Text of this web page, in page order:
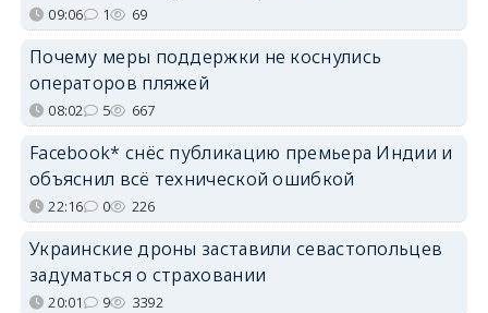
09:06 1 69
Почему меры поддержки не коснулись
операторов пляжей
08:02 5 667
Facebook* снёс публикацию премьера Индии и
объяснил всё технической ошибкой
22:16 0 226
Украинские дроны заставили севастопольцев
задуматься о страховании
20:01 9 3392